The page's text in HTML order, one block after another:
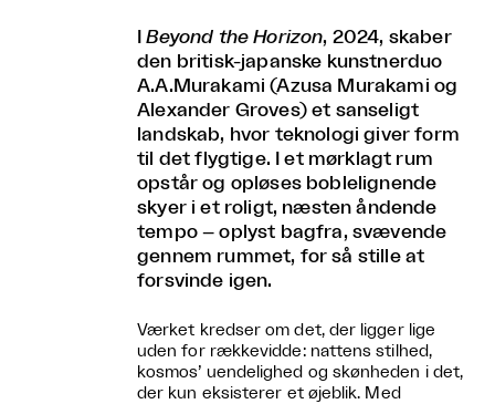
IBeyond the Horizon, 2024, skaber
den britisk-japanske kunstnerduo
A.A.Murakami (Azusa Murakami og
Alexander Groves) et sanseligt
landskab, hvor teknologi giver form
til det flygtige. I et mørklagt rum
opstår og opløses boblelignende
skyer i et roligt, næsten åndende
tempo – oplyst bagfra, svævende
gennem rummet, for så stille at
forsvinde igen.
Værket kredser om det, der ligger lige
uden for rækkevidde: nattens stilhed,
kosmos’ uendelighed og skønheden i det,
der kun eksisterer et øjeblik. Med